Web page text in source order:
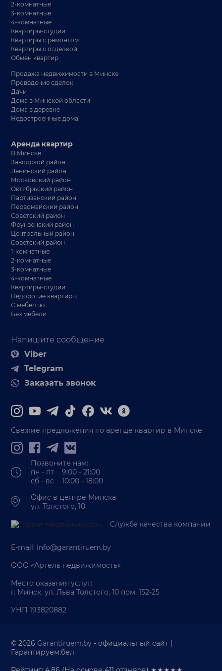
2-комнатные
3-комнатные
4-комнатные
Квартиры-студии
Квартиры с ремонтом
Квартиры с отделкой
Обмен квартир
Продажа недвижимости в Минске
Проведение сделок
Дачи
Дома в Минской области
Дома в деревне
Недостроенные дома
Напишите сообщение
Viber
Telegram
Заказать звонок
Аренда квартир
В Минске
Заводской район
Ленинский район
Московский район
Октябрьский район
Партизанский район
Первомайский район
Советский район
Фрунзенский район
Центральный район
Советский район
1-комнатные
2-комнатные
3-комнатные
4-комнатные
Квартиры-студии
Недорогие квартиры
С мебелью
Без мебели
Свежие предложения по аренде квартир в Минске:
Позвоните нам:
пн - пт 9:00 - 21:00
сб - вс 10:00 - 18:00
Офис в центре Минска
ул. Толстого, 10
Служба качества компании
E-mail: Info@garantiruem.by
ООО «Артель недвижимость»
Место оказания услуг:
г. Минск, ул. Льва Толстого, 10 пом. 152-25
УНП 193820882
© 2026Garantiruem.by - официальный сайт |
Гарантируем.бел